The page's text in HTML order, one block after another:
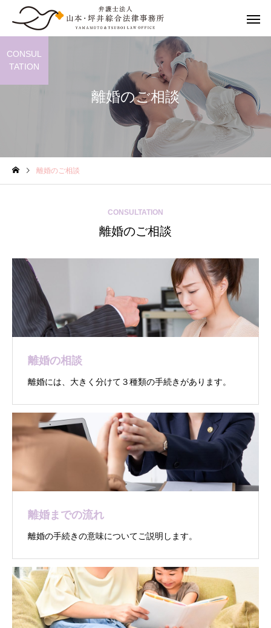
離婚までの
婚姻費用請求
離婚のご相談
CONSUL
TATION
離婚のご相談
CONSULTATION
離婚のご相談
離婚の相談
離婚には、大きく分けて３種類の手続きがあります。
離婚までの流れ
離婚の手続きの意味についてご説明します。